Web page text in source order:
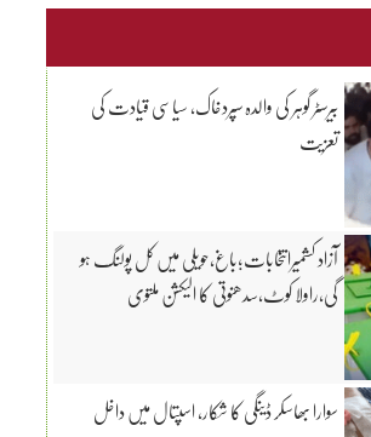
بیرسٹر گوہر کی والدہ سپردخاک، سیاسی قیادت کی
تعزیت
آزاد کشمیرانتخابات؛باغ،حویلی میں کل پولنگ ہو
گی،راولا کوٹ،سدھنوتی کا الیکشن ملتوی
سوارا بھاسکر ڈینگی کا شکار، اسپتال میں داخل